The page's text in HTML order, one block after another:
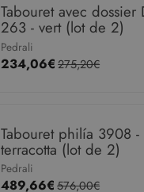
Tabouret avec dossier
263 - vert (lot de 2)
Pedrali
234,06€ 275,20€
Tabouret philía 3908 -
terracotta (lot de 2)
Pedrali
489,66€ 576,00€